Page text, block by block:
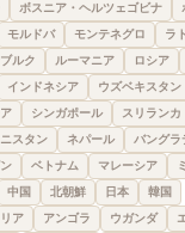
ボスニア・ヘルツェゴビナ
モルドバ モンテネグロ ラ
ルク
ルーマニア ロシア
インドネシア ウズベキスタン
シンガポール スリランカ
スタン
ネパール バングラ
ベトナム マレーシア
中国 北朝鮮 日本 韓国
ア アンゴラ ウガンダ